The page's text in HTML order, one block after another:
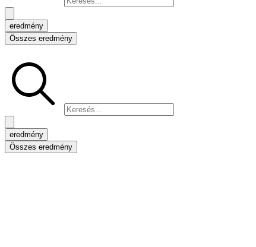
eredmény
Összes eredmény
eredmény
Összes eredmény